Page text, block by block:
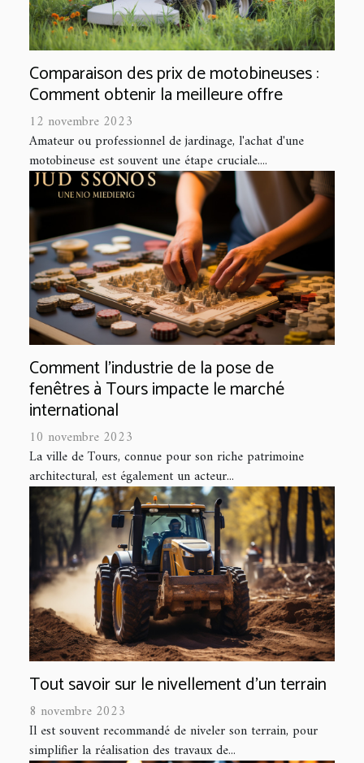
Comparaison des prix de motobineuses :
Comment obtenir la meilleure offre
12 novembre 2023
Amateur ou professionnel de jardinage, l'achat d'une
motobineuse est souvent une étape cruciale....
Comment l'industrie de la pose de
fenêtres à Tours impacte le marché
international
10 novembre 2023
La ville de Tours, connue pour son riche patrimoine
architectural, est également un acteur...
Tout savoir sur le nivellement d’un terrain
8 novembre 2023
Il est souvent recommandé de niveler son terrain, pour
simplifier la réalisation des travaux de...